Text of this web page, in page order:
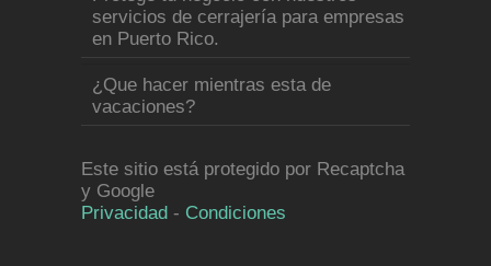
servicios de cerrajería para empresas
en Puerto Rico.
¿Que hacer mientras esta de
vacaciones?
Este sitio está protegido por Recaptcha
y Google
Privacidad - Condiciones